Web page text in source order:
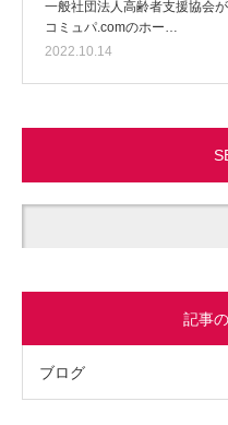
一般社団法人高齢者支援協会が
コミュパ.comのホー…
2022.10.14
記事
ブログ